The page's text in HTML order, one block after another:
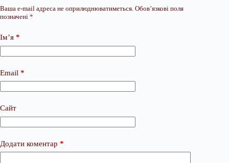
Ваша e-mail адреса не оприлюднюватиметься. Обов’язкові поля
позначені *
Ім’я *
Email *
Сайт
Додати коментар *